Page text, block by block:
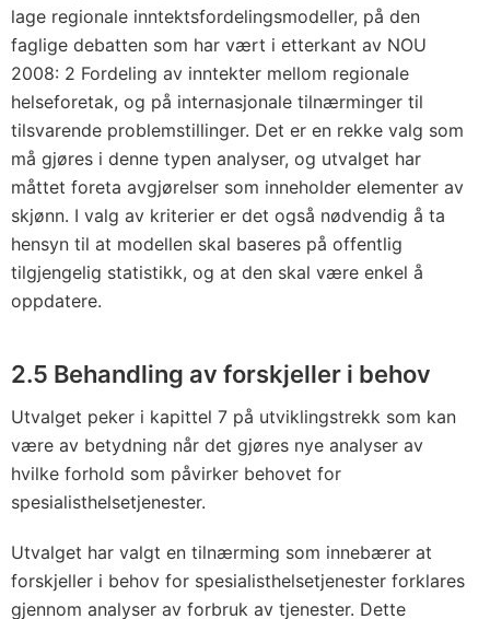
lage regionale inntektsfordelingsmodeller, på den
faglige debatten som har vært i etterkant av NOU
2008: 2 Fordeling av inntekter mellom regionale
helseforetak, og på internasjonale tilnærminger til
tilsvarende problemstillinger. Det er en rekke valg som
må gjøres i denne typen analyser, og utvalget har
måttet foreta avgjørelser som inneholder elementer av
skjønn. I valg av kriterier er det også nødvendig å ta
hensyn til at modellen skal baseres på offentlig
tilgjengelig statistikk, og at den skal være enkel å
oppdatere.
2.5 Behandling av forskjeller i behov
Utvalget peker i kapittel 7 på utviklingstrekk som kan
være av betydning når det gjøres nye analyser av
hvilke forhold som påvirker behovet for
spesialisthelsetjenester.
Utvalget har valgt en tilnærming som innebærer at
forskjeller i behov for spesialisthelsetjenester forklares
gjennom analyser av forbruk av tjenester. Dette